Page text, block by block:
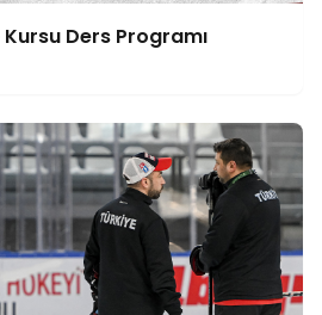
Ders Programı